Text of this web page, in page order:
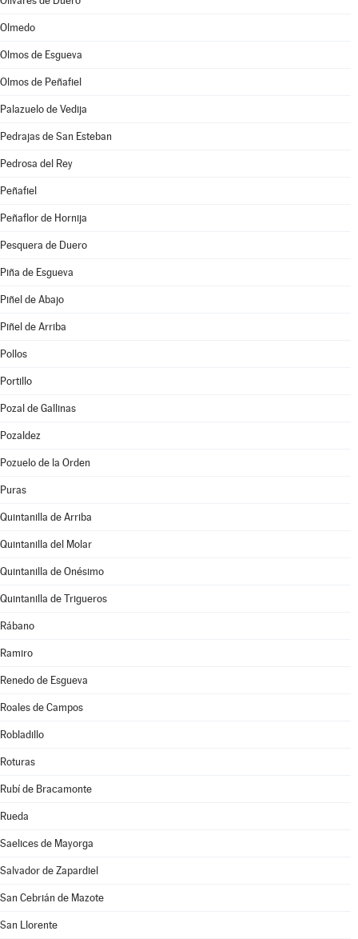
Olmedo
Olmos de Esgueva
Olmos de Peñafiel
Palazuelo de Vedija
Pedrajas de San Esteban
Pedrosa del Rey
Peñafiel
Peñaflor de Hornija
Pesquera de Duero
Piña de Esgueva
Piñel de Abajo
Piñel de Arriba
Pollos
Portillo
Pozal de Gallinas
Pozaldez
Pozuelo de la Orden
Puras
Quintanilla de Arriba
Quintanilla del Molar
Quintanilla de Onésimo
Quintanilla de Trigueros
Rábano
Ramiro
Renedo de Esgueva
Roales de Campos
Robladillo
Roturas
Rubí de Bracamonte
Rueda
Saelices de Mayorga
Salvador de Zapardiel
San Cebrián de Mazote
San Llorente